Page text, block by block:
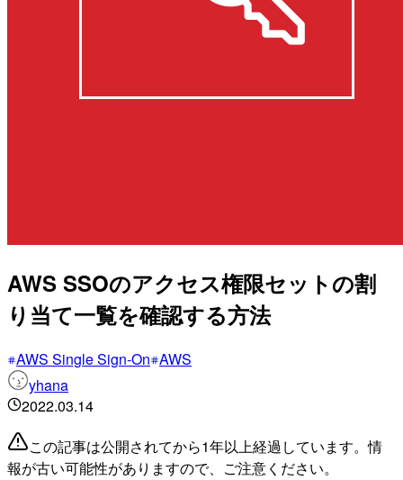
AWS SSOのアクセス権限セットの割
り当て一覧を確認する方法
AWS Single Sign-On AWS
yhana
2022.03.14
この記事は公開されてから1年以上経過しています。情
報が古い可能性がありますので、ご注意ください。